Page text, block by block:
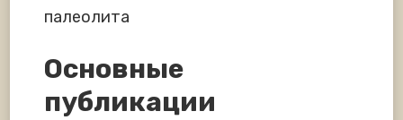
палеолита
Основные
публикации